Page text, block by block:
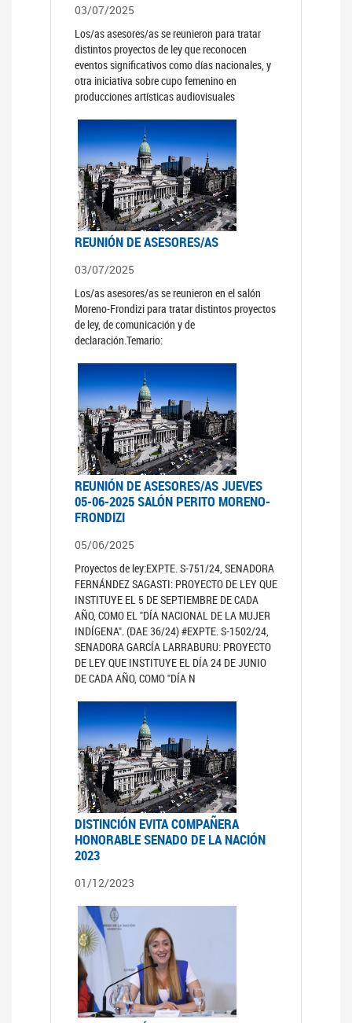
03/07/2025
Los/as asesores/as se reunieron para tratar
distintos proyectos de ley que reconocen
eventos significativos como días nacionales, y
otra iniciativa sobre cupo femenino en
producciones artísticas audiovisuales
REUNIÓN DE ASESORES/AS
03/07/2025
Los/as asesores/as se reunieron en el salón
Moreno-Frondizi para tratar distintos proyectos
de ley, de comunicación y de
declaración.Temario:
REUNIÓN DE ASESORES/AS JUEVES
05-06-2025 SALÓN PERITO MORENO-
FRONDIZI
05/06/2025
Proyectos de ley:EXPTE. S-751/24, SENADORA
FERNÁNDEZ SAGASTI: PROYECTO DE LEY QUE
INSTITUYE EL 5 DE SEPTIEMBRE DE CADA
AÑO, COMO EL "DÍA NACIONAL DE LA MUJER
INDÍGENA". (DAE 36/24) #EXPTE. S-1502/24,
SENADORA GARCÍA LARRABURU: PROYECTO
DE LEY QUE INSTITUYE EL DÍA 24 DE JUNIO
DE CADA AÑO, COMO "DÍA N
DISTINCIÓN EVITA COMPAÑERA
HONORABLE SENADO DE LA NACIÓN
2023
01/12/2023